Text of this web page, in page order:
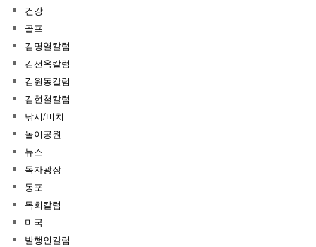
건강
골프
김명열칼럼
김선옥칼럼
김원동칼럼
김현철칼럼
낚시/비치
놀이공원
뉴스
독자광장
동포
목회칼럼
미국
발행인칼럼